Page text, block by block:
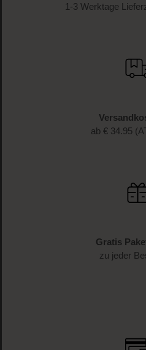
1-3 Werktage
ab € 34.95
Gratis
zu jeder